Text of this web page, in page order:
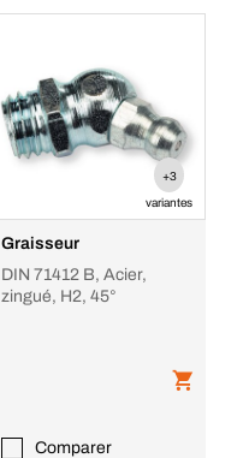
+3
variantes
Graisseur
DIN 71412 B, Acier,
zingué, H2, 45°
Comparer